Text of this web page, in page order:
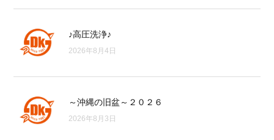
♪高圧洗浄♪
2026年8月4日
～沖縄の旧盆～２０２６
2026年8月3日